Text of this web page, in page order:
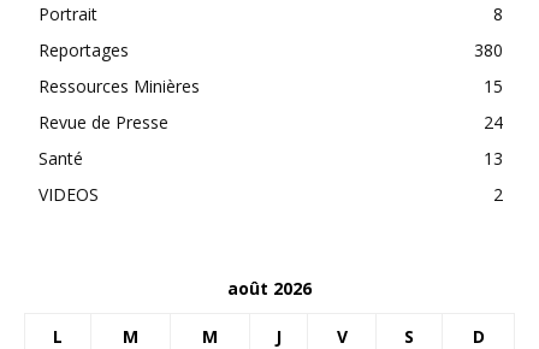
Portrait
8
Reportages
380
Ressources Minières
15
Revue de Presse
24
Santé
13
VIDEOS
2
août 2026
L M M J V S D